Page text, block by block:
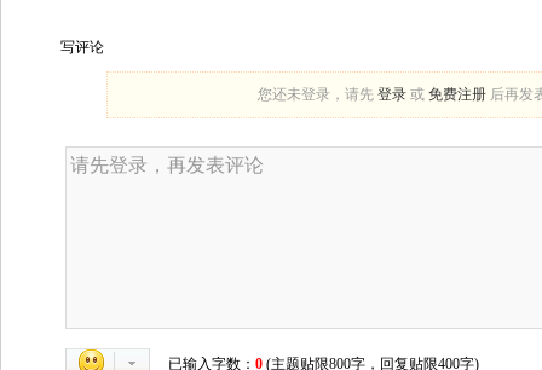
写评论
您还未登录，请先 登录 或 免费注册 后再发
已输入字数： 0 (主题贴限800字，回复贴限400字)